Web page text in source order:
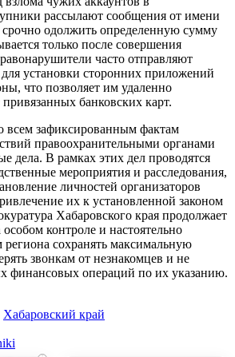
рассылают сообщения от имени
одолжить определенную сумму
только после совершения
часто отправляют
установки сторонних приложений
что позволяет им удаленно
привязанных банковских карт.
всем зафиксированным фактам
правоохранительными органами
дела. В рамках этих дел проводятся
мероприятия и расследования,
личностей организаторов
их к установленной законом
Хабаровского края продолжает
контроле и настоятельно
региона сохранять максимальную
звонкам от незнакомцев и не
финансовых операций по их указанию.
Хабаровский край